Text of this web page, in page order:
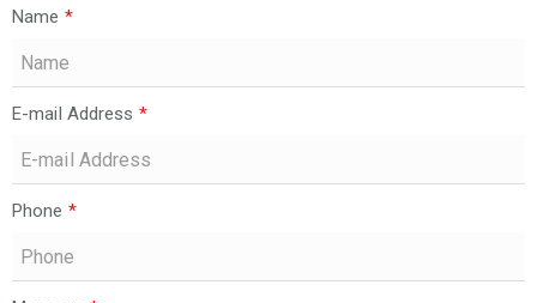
Name *
E-mail Address *
Phone *